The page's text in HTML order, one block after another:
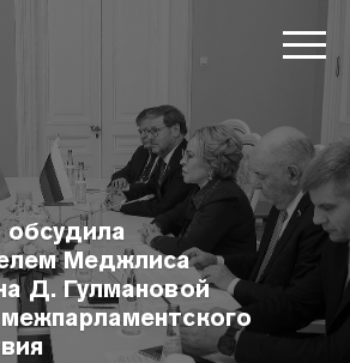
Меджлиса
Д. Гулмановой